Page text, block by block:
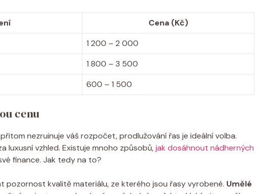
Cena⁣ (Kč)
1 200 – ⁢2 ‍000
1 800 – 3⁣ 500
600 – 1 500
cenu
nezruinuje váš rozpočet, prodlužování řas je ideální ⁤volba.⁢
‌luxusní ⁤vzhled.​ Existuje mnoho způsobů,jak dosáhnout nádherných
finance. Jak⁤ tedy na to?
pozornost kvalitě materiálu, ze kterého jsou řasy vyrobené. Umělé